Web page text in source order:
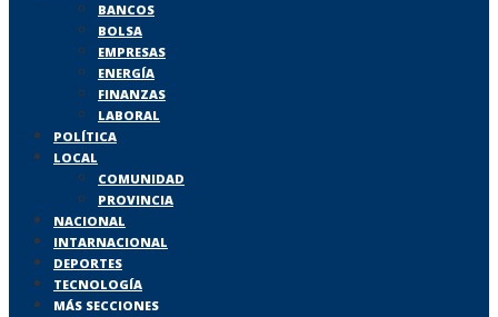
BANCOS
BOLSA
EMPRESAS
ENERGÍA
FINANZAS
LABORAL
POLÍTICA
LOCAL
COMUNIDAD
PROVINCIA
NACIONAL
INTARNACIONAL
DEPORTES
TECNOLOGÍA
MÁS SECCIONES